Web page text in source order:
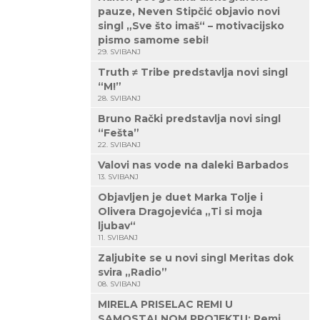
pauze, Neven Stipčić objavio novi
singl „Sve što imaš“ – motivacijsko
pismo samome sebi!
29. SVIBANJ
Truth ≠ Tribe predstavlja novi singl
“M!”
28. SVIBANJ
Bruno Rački predstavlja novi singl
“Fešta”
22. SVIBANJ
Valovi nas vode na daleki Barbados
13. SVIBANJ
Objavljen je duet Marka Tolje i
Olivera Dragojevića „Ti si moja
ljubav“
11. SVIBANJ
Zaljubite se u novi singl Meritas dok
svira „Radio”
08. SVIBANJ
MIRELA PRISELAC REMI U